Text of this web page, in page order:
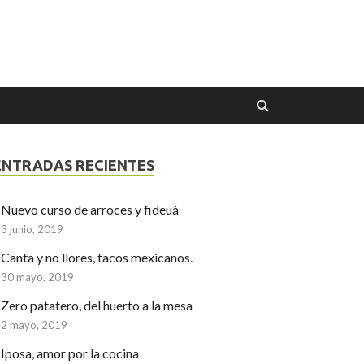
RECIENTES
Nuevo curso de arroces y fideuá
3 junio, 2019
Canta y no llores, tacos mexicanos.
30 mayo, 2019
Zero patatero, del huerto a la mesa
2 mayo, 2019
Iposa, amor por la cocina